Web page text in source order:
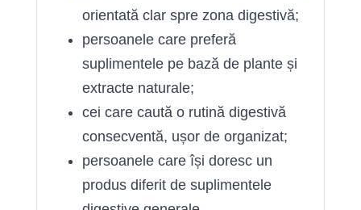
orientată clar spre zona digestivă;
persoanele care preferă
suplimentele pe bază de plante și
extracte naturale;
cei care caută o rutină digestivă
consecventă, ușor de organizat;
persoanele care își doresc un
produs diferit de suplimentele